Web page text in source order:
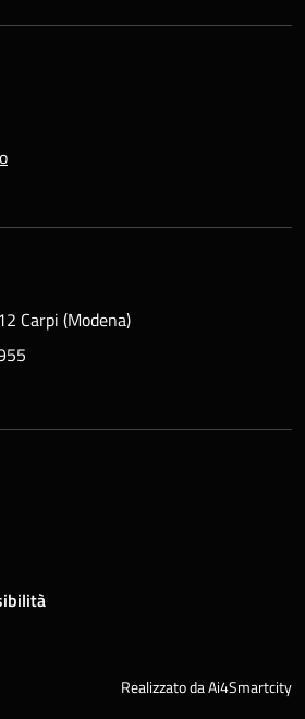
Carpi (Modena)
Realizzato da Ai4Smartcity